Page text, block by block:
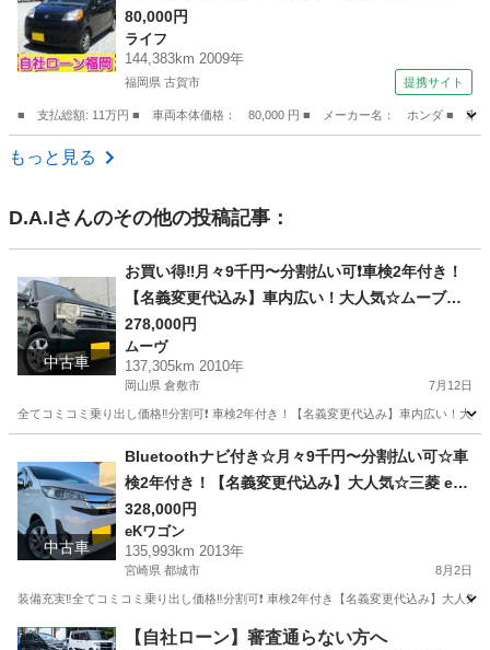
／電格ミラー （検9.9）
80,000円
ライフ
144,383km 2009年
福岡県 古賀市 提携サイト
■ 支払総額: 11万円 ■ 車両本体価格： 80,000 円 ■ メーカー名： ホンダ ■ 車種
福岡 古賀市
もっと見る
D.A.Iさんのその他の投稿記事：
中古車
お買い得‼️月々9千円〜分割払い可❗️車検2年付き！
【名義変更代込み】車内広い！大人気☆ムーブコ
ンテカスタム☆ナビ付き☆走行中DVD見れます☆
フルオートエアコン☆ドライブレコーダー付きの
フル装備☆純正アルミ☆そのまま乗って帰れます‼️
278,000円
ムーヴ
137,305km 2010年
岡山県 倉敷市 7月12日
全てコミコミ乗り出し価格‼️分割可❗️ 車検2年付き！【名義変更代込み】車内広い！
お買い得
中古車
Bluetoothナビ付き☆月々9千円〜分割払い可☆車
検2年付き！【名義変更代込み】大人気☆三菱 ek
カスタム☆Bluetoothナビ付き☆走行中DVD見れ
ます☆便利なバックカメラ☆ドラレコ付き☆スマ
ートキー☆フルオートエアコン☆純正アルミ☆事
328,000円
eKワゴン
135,993km 2013年
宮崎県 都城市 8月2日
装備充実‼️全てコミコミ乗り出し価格‼️分割可❗️ 車検2年付き【名義変更代込み】大
宮崎 都城市 eKワゴン
【自社ローン】審査通らない方へ